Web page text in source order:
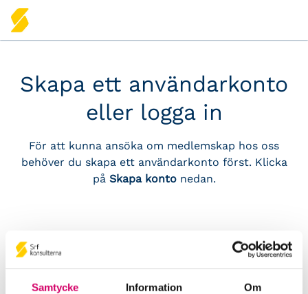
Samtycke Information Om
Skapa ett användarkonto
eller logga in
För att kunna ansöka om medlemskap hos oss
behöver du skapa ett användarkonto först. Klicka
på Skapa kontonedan.
Logga in